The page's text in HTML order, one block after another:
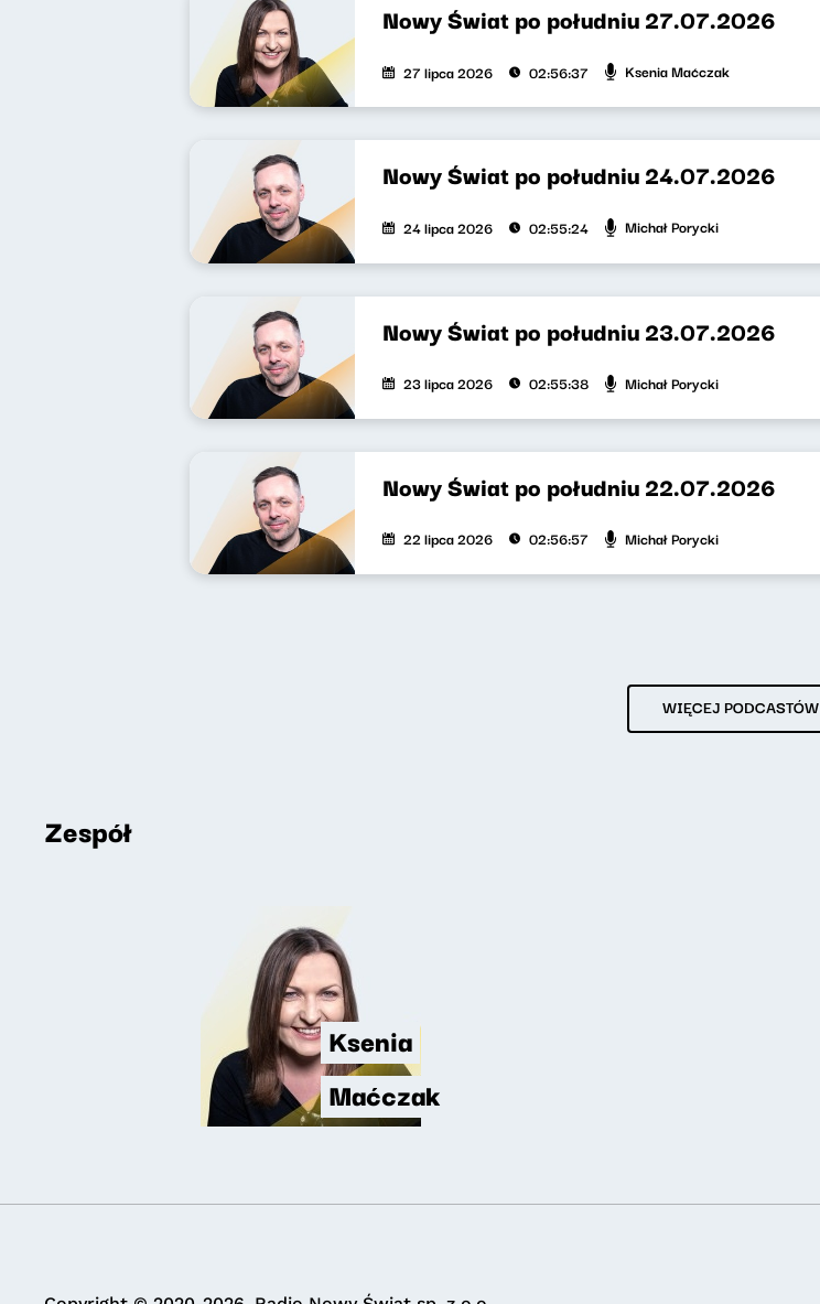
Nowy Świat po południu 27.07.2026
27 lipca 2026 02:56:37 Ksenia Maćczak
Nowy Świat po południu 24.07.2026
24 lipca 2026 02:55:24 Michał Porycki
Nowy Świat po południu 23.07.2026
23 lipca 2026 02:55:38 Michał Porycki
Nowy Świat po południu 22.07.2026
22 lipca 2026 02:56:57 Michał Porycki
WIĘCEJ PODCASTÓW
Zespół
Ksenia
Maćczak